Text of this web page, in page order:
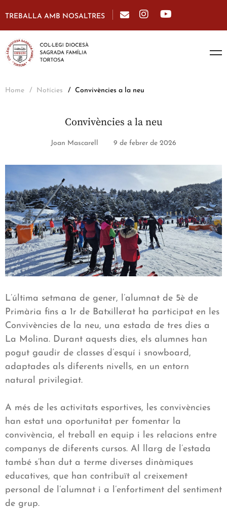
TREBALLA AMB NOSALTRES
Home Notícies Convivències a la neu
Convivències a la neu
Joan Mascarell 9 de febrer de 2026
L’última setmana de gener, l’alumnat de 5è de
Primària fins a 1r de Batxillerat ha participat en les
Convivències de la neu, una estada de tres dies a
La Molina. Durant aquests dies, els alumnes han
pogut gaudir de classes d’esquí i snowboard,
adaptades als diferents nivells, en un entorn
natural privilegiat.
A més de les activitats esportives, les convivències
han estat una oportunitat per fomentar la
convivència, el treball en equip i les relacions entre
companys de diferents cursos. Al llarg de l’estada
també s’han dut a terme diverses dinàmiques
educatives, que han contribuït al creixement
personal de l’alumnat i a l’enfortiment del sentiment
de grup.